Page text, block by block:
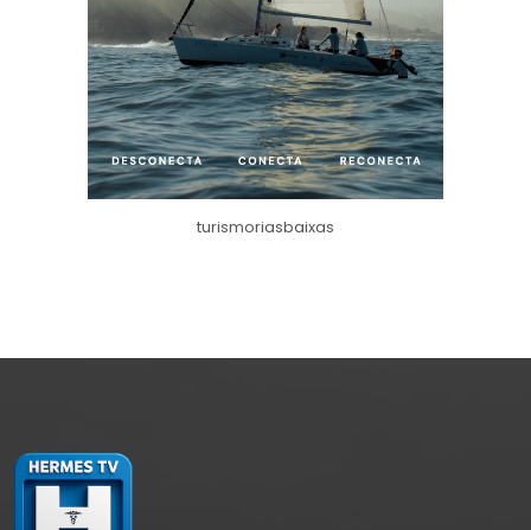
turismoriasbaixas